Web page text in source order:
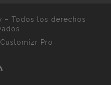
– Todos los derechos
Customizr Pro